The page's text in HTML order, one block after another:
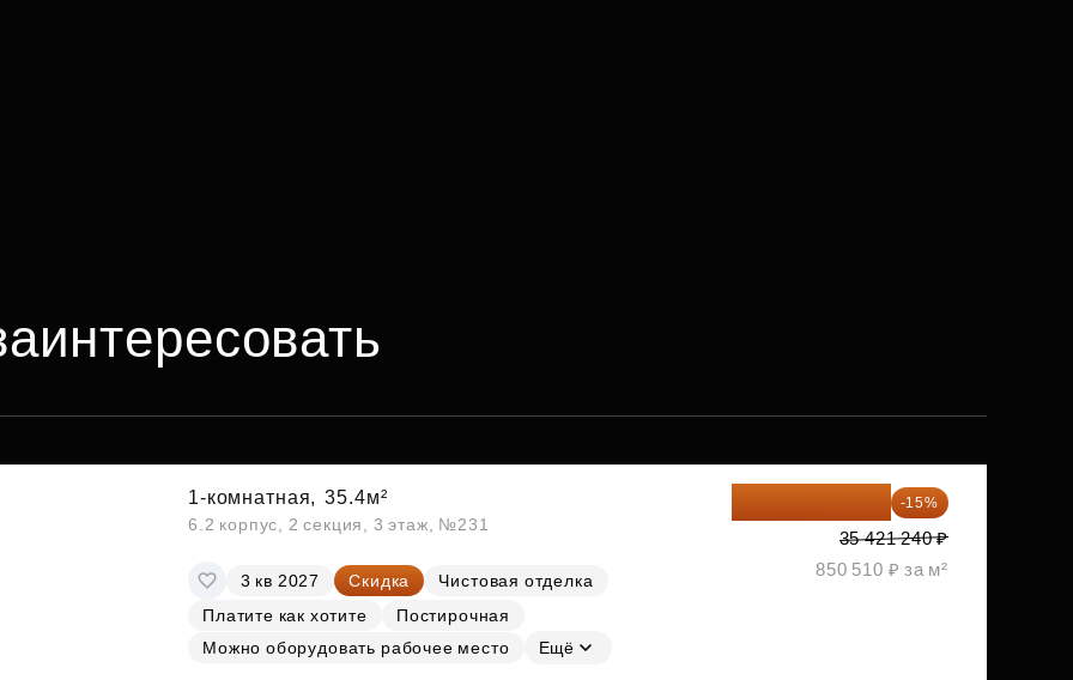
1-комнатная, 35.4м²
6.2 корпус, 2 секция, 3 этаж, №231
3 кв 2027 Скидка
Чистовая отделка
Платите как хотите
Постирочная
Можно оборудовать рабочее место
Ещё
-15%
35 421 240 ₽
850 510 ₽ за м²